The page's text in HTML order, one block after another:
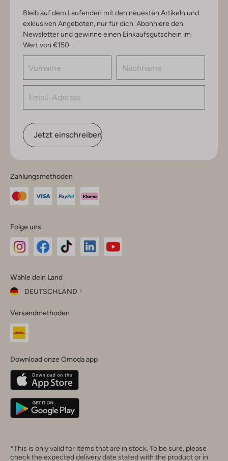
Bleib auf dem Laufenden mit den neuesten Artikeln und
exklusiven Angeboten, nur für dich. Abonniere den
Newsletter und gewinne einen Einkaufsgutschein im
Wert von €150.
Jetzt einschreiben
Zahlungsmethoden
Folge uns
Instagram
Facebook
TikTok
Wähle dein Land
DEUTSCHLAND
dein
Land
Belgique(Français)
Deutschland
Versandmethoden
Download onze Omoda app
*This is only valid for items that are in stock. To be sure, please
check the expected delivery date stated with the product or in